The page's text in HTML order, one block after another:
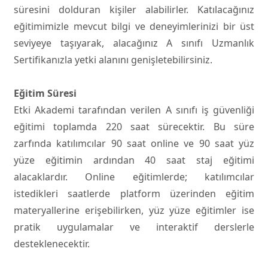
süresini dolduran kişiler alabilirler. Katılacağınız
eğitimimizle mevcut bilgi ve deneyimlerinizi bir üst
seviyeye taşıyarak, alacağınız A sınıfı Uzmanlık
Sertifikanızla yetki alanını genişletebilirsiniz.
Eğitim Süresi
Etki Akademi tarafından verilen A sınıfı iş güvenliği
eğitimi toplamda 220 saat sürecektir. Bu süre
zarfında katılımcılar 90 saat online ve 90 saat yüz
yüze eğitimin ardından 40 saat staj eğitimi
alacaklardır. Online eğitimlerde; katılımcılar
istedikleri saatlerde platform üzerinden eğitim
materyallerine erişebilirken, yüz yüze eğitimler ise
pratik uygulamalar ve interaktif derslerle
desteklenecektir.